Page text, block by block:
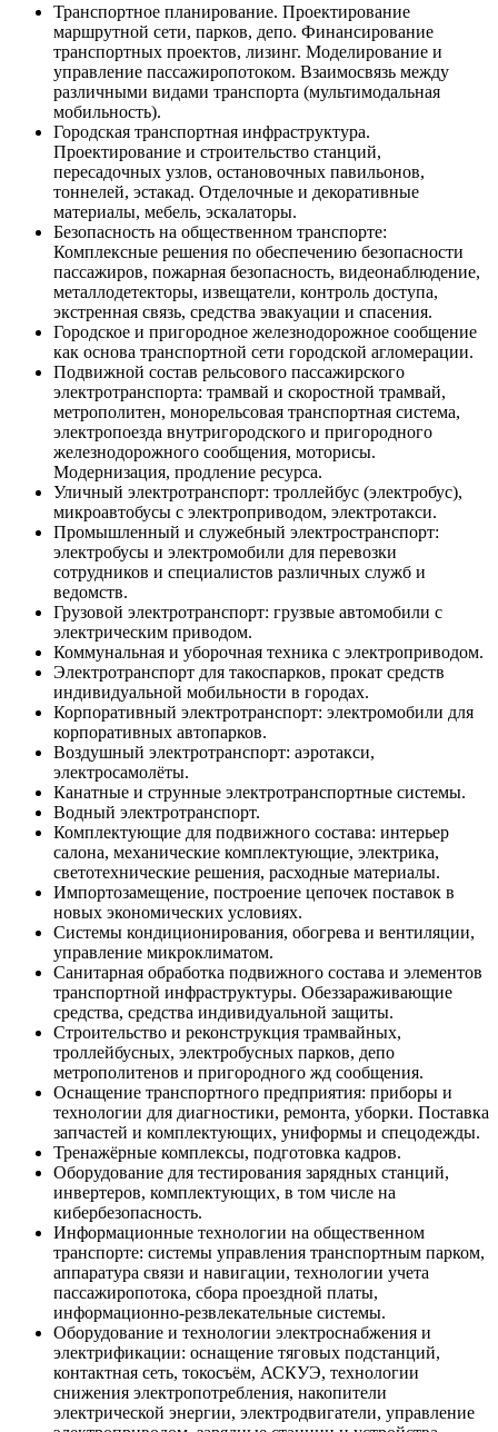
Транспортное планирование. Проектирование
маршрутной сети, парков, депо. Финансирование
транспортных проектов, лизинг. Моделирование и
управление пассажиропотоком. Взаимосвязь между
различными видами транспорта (мультимодальная
мобильность).
Городская транспортная инфраструктура.
Проектирование и строительство станций,
пересадочных узлов, остановочных павильонов,
тоннелей, эстакад. Отделочные и декоративные
материалы, мебель, эскалаторы.
Безопасность на общественном транспорте:
Комплексные решения по обеспечению безопасности
пассажиров, пожарная безопасность, видеонаблюдение,
металлодетекторы, извещатели, контроль доступа,
экстренная связь, средства эвакуации и спасения.
Городское и пригородное железнодорожное сообщение
как основа транспортной сети городской агломерации.
Подвижной состав рельсового пассажирского
электротранспорта: трамвай и скоростной трамвай,
метрополитен, монорельсовая транспортная система,
электропоезда внутригородского и пригородного
железнодорожного сообщения, моторисы.
Модернизация, продление ресурса.
Уличный электротранспорт: троллейбус (электробус),
микроавтобусы с электроприводом, электротакси.
Промышленный и служебный электространспорт:
электробусы и электромобили для перевозки
сотрудников и специалистов различных служб и
ведомств.
Грузовой электротранспорт: грузвые автомобили с
электрическим приводом.
Коммунальная и уборочная техника с электроприводом.
Электротранспорт для такоспарков, прокат средств
индивидуальной мобильности в городах.
Корпоративный электротранспорт: электромобили для
корпоративных автопарков.
Воздушный электротранспорт: аэротакси,
электросамолёты.
Канатные и струнные электротранспортные системы.
Водный электротранспорт.
Комплектующие для подвижного состава: интерьер
салона, механические комплектующие, электрика,
светотехнические решения, расходные материалы.
Импортозамещение, построение цепочек поставок в
новых экономических условиях.
Системы кондиционирования, обогрева и вентиляции,
управление микроклиматом.
Санитарная обработка подвижного состава и элементов
транспортной инфраструктуры. Обеззараживающие
средства, средства индивидуальной защиты.
Строительство и реконструкция трамвайных,
троллейбусных, электробусных парков, депо
метрополитенов и пригородного жд сообщения.
Оснащение транспортного предприятия: приборы и
технологии для диагностики, ремонта, уборки. Поставка
запчастей и комплектующих, униформы и спецодежды.
Тренажёрные комплексы, подготовка кадров.
Оборудование для тестирования зарядных станций,
инвертеров, комплектующих, в том числе на
кибербезопасность.
Информационные технологии на общественном
транспорте: системы управления транспортным парком,
аппаратура связи и навигации, технологии учета
пассажиропотока, сбора проездной платы,
информационно-резвлекательные системы.
Оборудование и технологии электроснабжения и
электрификации: оснащение тяговых подстанций,
контактная сеть, токосъём, АСКУЭ, технологии
снижения электропотребления, накопители
электрической энергии, электродвигатели, управление